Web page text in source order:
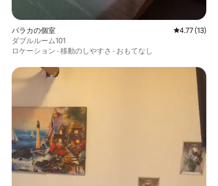
パラカの個室 レビュー13
4.77 (13)
ダブルルーム101
ロケーション · 移動のしやすさ · おもてなし